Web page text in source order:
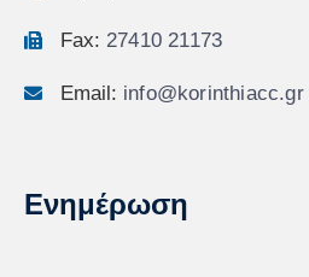
Fax: 27410 21173
Email: info@korinthiacc.gr
Ενημέρωση